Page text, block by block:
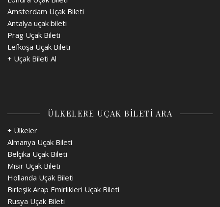
Amsterdam Uçak Bileti
Antalya uçak bileti
Prag Uçak Bileti
Lefkoşa Uçak Bileti
+ Uçak Bileti Al
ÜLKELERE UÇAK BİLETİ ARA
+ Ülkeler
Almanya Uçak Bileti
Belçika Uçak Bileti
Mısır Uçak Bileti
Hollanda Uçak Bileti
Birleşik Arap Emirlikleri Uçak Bileti
Rusya Uçak Bileti